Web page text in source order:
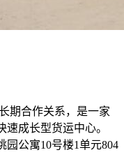
期合作关系，是一家
成长型货运中心。
园公寓10号楼1单元804